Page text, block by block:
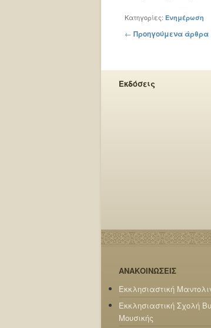
Κατηγορίες: Ενημέρωση
Πλοήγηση στα
← Προηγούμενα άρθρα
Εκδόσεις
ΑΝΑΚΟΙΝΩΣΕΙΣ
Εκκλησιαστική
Εκκλησιαστική Σχολή
Μουσικής